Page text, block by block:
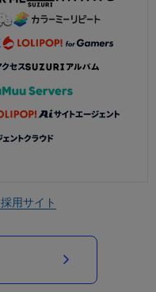
採用サイト